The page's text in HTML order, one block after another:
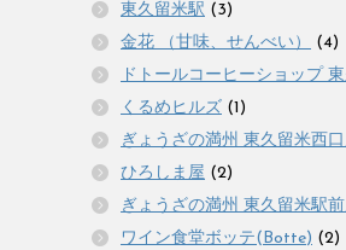
東久留米駅 (3)
金花 （甘味、せんべい）
(4)
ドトールコーヒーショップ
くるめヒルズ (1)
ぎょうざの満州 東久留米西
ひろしま屋 (2)
ぎょうざの満州 東久留米駅
ワイン食堂ボッテ(Botte) (2)